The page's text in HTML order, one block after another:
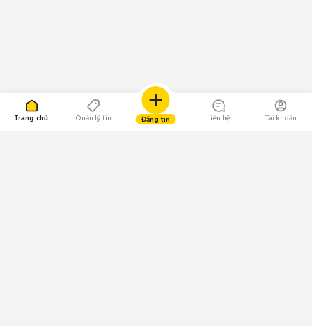
Trang chủ Quản lý tin Đăng tin Liên hệ Tài khoản